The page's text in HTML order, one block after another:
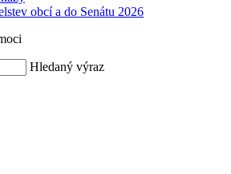
obcí a do Senátu 2026
Hledaný výraz